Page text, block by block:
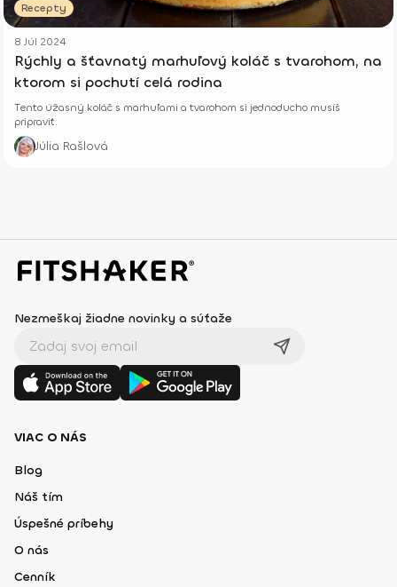
Recepty
8 Júl 2024
Rýchly a šťavnatý marhuľový koláč s tvarohom, na
ktorom si pochutí celá rodina
Tento úžasný koláč s marhuľami a tvarohom si jednoducho musíš
pripraviť.
Júlia Rašlová
Nezmeškaj žiadne novinky a súťaže
VIAC O NÁS
Blog
Náš tím
Úspešné príbehy
O nás
Cenník